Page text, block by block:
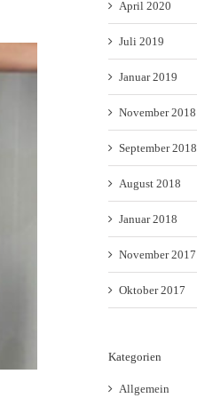
April 2020
Juli 2019
Januar 2019
November 2018
September 2018
August 2018
Januar 2018
November 2017
Oktober 2017
Kategorien
Allgemein